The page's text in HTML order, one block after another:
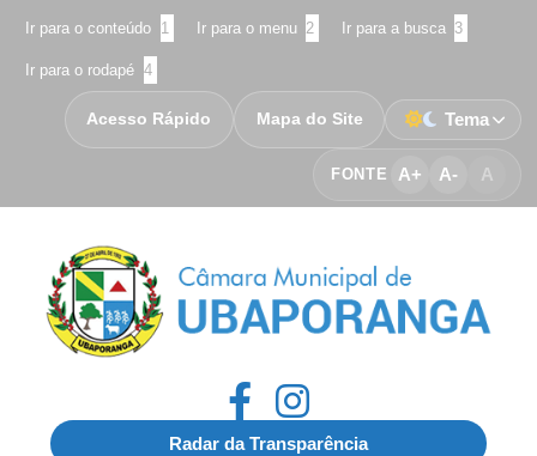
Ir para o conteúdo 1 Ir para o menu 2 Ir para a busca 3
Ir para o rodapé 4
FONTE A+ A- A
Acesso Rápido Mapa do Site Tema
Radar da Transparência